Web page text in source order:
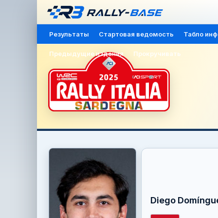
Результаты Стартовая ведомость Табло
Предыдущие издания Прокручивать
Diego